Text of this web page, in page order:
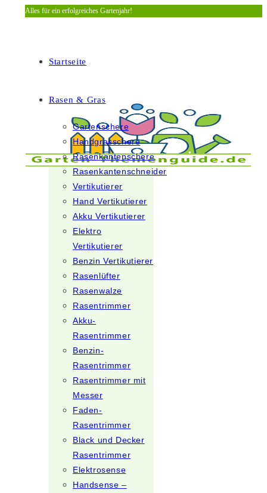
Zum
Alles für ein erfolgreiches Gartenjahr!
Startseite
Rasen & Gras
Gartenschere
Handgrasschere
Rasenkantenschere
Rasenkantenschneider
Vertikutierer
Hand Vertikutierer
Akku Vertikutierer
Elektro
Vertikutierer
Benzin Vertikutierer
Rasenlüfter
Rasenwalze
Rasentrimmer
Akku-
Rasentrimmer
Benzin-
Rasentrimmer
Rasentrimmer mit
Messer
Faden-
Rasentrimmer
Black und Decker
Rasentrimmer
Elektrosense
Handsense –